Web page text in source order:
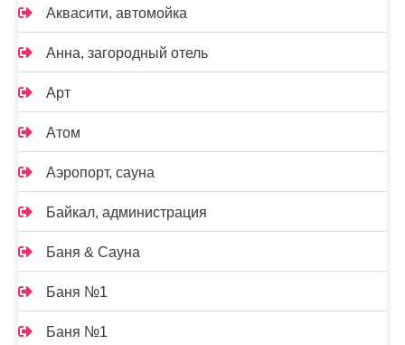
Аквасити, автомойка
Анна, загородный отель
Арт
Атом
Аэропорт, сауна
Байкал, администрация
Баня & Сауна
Баня №1
Баня №1